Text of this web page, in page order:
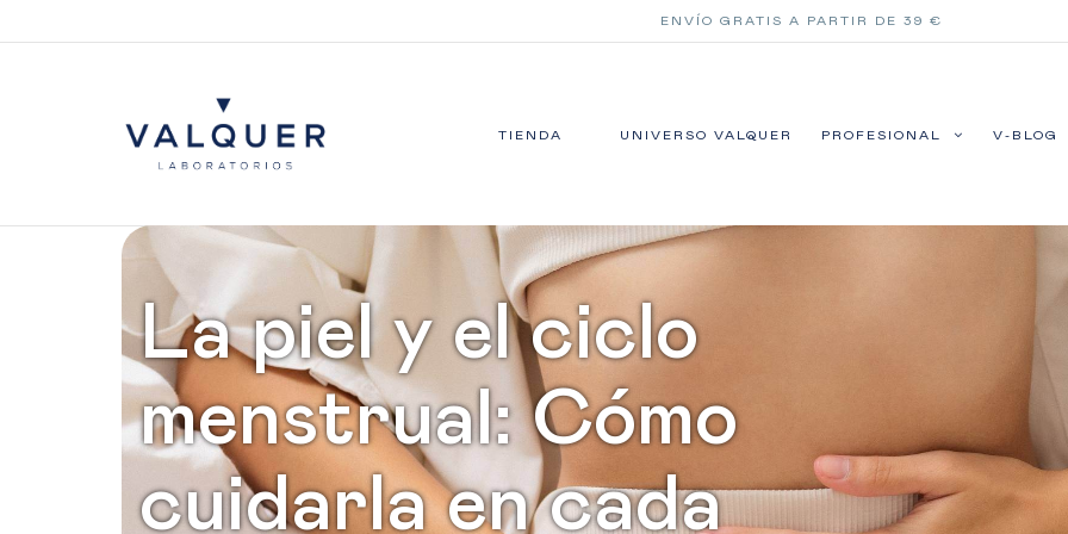
ENVÍO GRATIS A PARTIR DE 39 €
TIENDA UNIVERSO VALQUER PROFESIONAL V-BLOG
La piel y el ciclo
menstrual: Cómo
cuidarla en cada